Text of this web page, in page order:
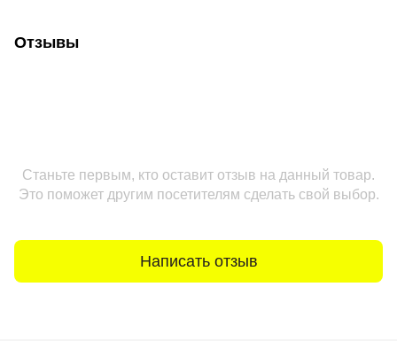
Отзывы
Станьте первым, кто оставит отзыв на данный товар.
Это поможет другим посетителям сделать свой выбор.
Написать отзыв